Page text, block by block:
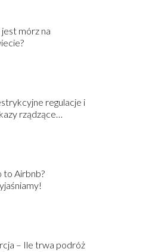
jest mórz na
regulacje i
rządzące
to Airbnb?
– Ile trwa podróż